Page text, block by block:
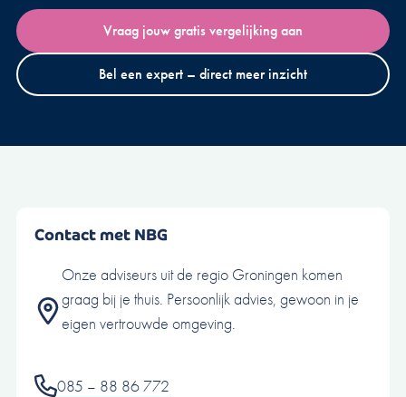
Vraag jouw gratis vergelijking aan
Bel een expert – direct meer inzicht
Contact met NBG
Onze adviseurs uit de regio Groningen komen
graag bij je thuis. Persoonlijk advies, gewoon in je
eigen vertrouwde omgeving.
085 – 88 86 772